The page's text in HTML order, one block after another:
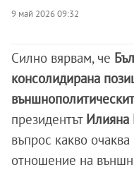
9 май 2026 09:32
Силно вярвам, че
консолидирана
президентът Илияна
въпрос какво
отношение на